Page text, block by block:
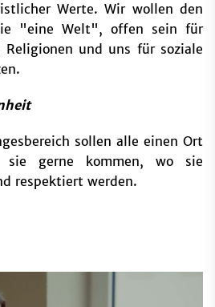
Werte. Wir wollen den
"eine Welt", offen sein für
und uns für soziale
sollen alle einen Ort
sie gerne kommen, wo sie
respektiert werden.